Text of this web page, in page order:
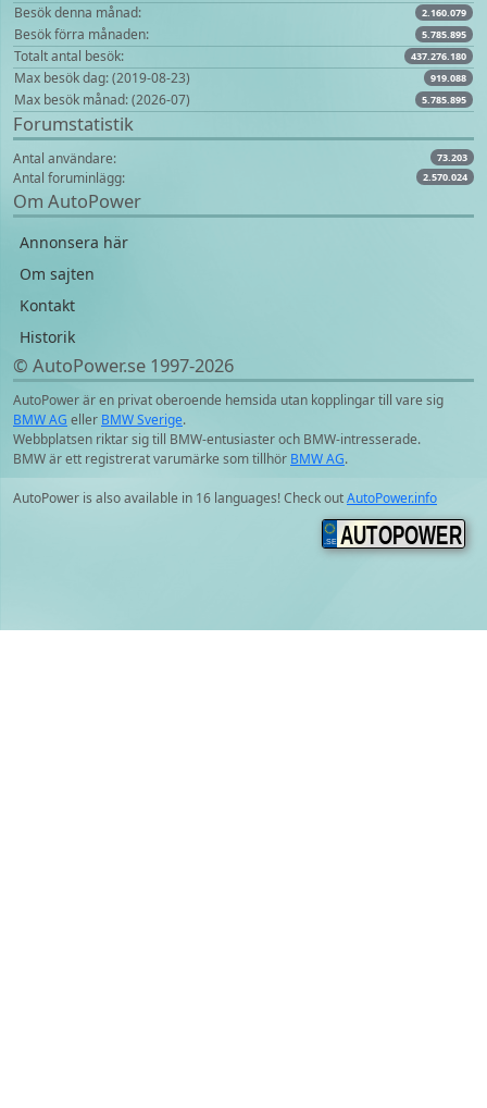
Besök denna månad: 2.160.079
Besök förra månaden: 5.785.895
Totalt antal besök: 437.276.180
Max besök dag: (2019-08-23) 919.088
Max besök månad: (2026-07) 5.785.895
Forumstatistik
Antal användare: 73.203
Antal foruminlägg: 2.570.024
Om AutoPower
Annonsera här
Om sajten
Kontakt
Historik
© AutoPower.se 1997‑2026
AutoPower är en privat oberoende hemsida utan kopplingar till vare sig
BMW AG eller BMW Sverige.
Webbplatsen riktar sig till BMW-entusiaster och BMW-intresserade.
BMW är ett registrerat varumärke som tillhör BMW AG.
AutoPower is also available in 16 languages! Check outAutoPower.info
AUTOPOWER